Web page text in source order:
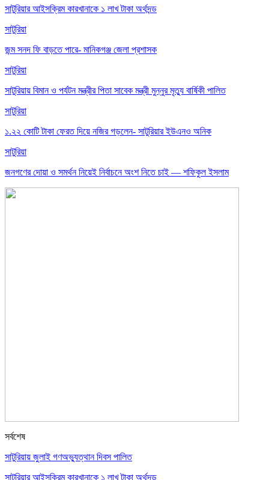
সাটুরিয়ার আইসক্রিম কারখানাকে ১ লাখ টাকা অর্থদন্ড
সাটুরিয়া
জন্ম সনদ ফি বাড়তে পারে- মানিকগঞ্জ জেলা প্রশাসক
সাটুরিয়া
সাটুরিয়ায় বিমান ও পর্যটন মন্ত্রীর পিতা সাবেক মন্ত্রী মুন্নুর মৃত্যু বার্ষিকী পালিত
সাটুরিয়া
১.২২ কোটি টাকা ফেরত দিয়ে নজির গড়লেন- সাটুরিয়ার ইউএনও অনিক
সাটুরিয়া
জনগণের দোয়া ও সমর্থন নিয়েই নির্বাচনে অংশ নিতে চাই — শফিকুল ইসলাম
সর্বশেষ
সাটুরিয়ায় জুলাই গণঅভ্যুত্থান দিবস পালিত
সাটুরিয়ার আইসক্রিম কারখানাকে ১ লাখ টাকা অর্থদন্ড